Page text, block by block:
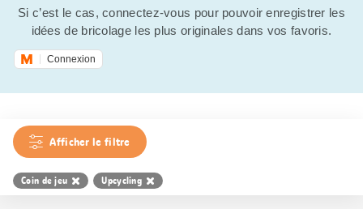
Si c’est le cas, connectez-vous pour pouvoir enregistrer les
idées de bricolage les plus originales dans vos favoris.
Connexion
Afficher le filtre
Coin de jeu Upcycling